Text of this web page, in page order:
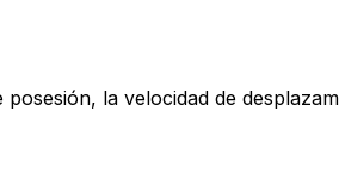
la velocidad de